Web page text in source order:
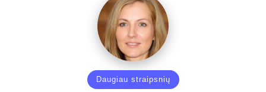
Daugiau straipsnių